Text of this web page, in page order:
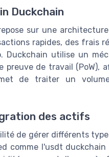
Duckchain
sur une
rapides, des frais
Duckchain utilise un
preuve de travail
de traiter un
des actifs
de gérer différents
comme l'usdt